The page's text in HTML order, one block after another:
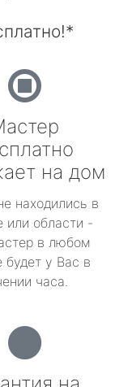
на дом
находились в
или области -
в любом
будет у Вас в
часа.